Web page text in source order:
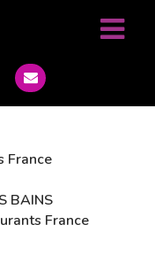
France
BAINS
France